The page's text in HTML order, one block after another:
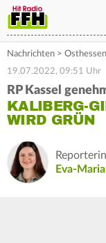
Nachrichten > Osthessen
19.07.2022, 09:51 Uhr
RP Kassel
KALIBERG-
WIRD GRÜN
Reporterin
Eva-